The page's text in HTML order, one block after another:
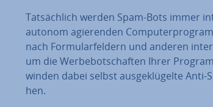
Tat­säch­lich werden Spam-Bots immer
autonom agie­ren­den
nach For­mu­lar­fel­dern und anderen
um die Wer­be­bot­schaf­ten Ihrer
win­den dabei selbst aus­ge­klü­gel­te
hen.